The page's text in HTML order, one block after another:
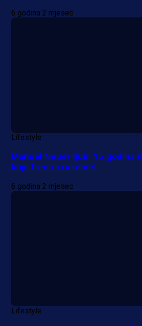
6 godina 2 mjesec
Lifestyle
Manuel Neuer ljubi 15 godina
koja trenira rukomet
6 godina 2 mjesec
Lifestyle